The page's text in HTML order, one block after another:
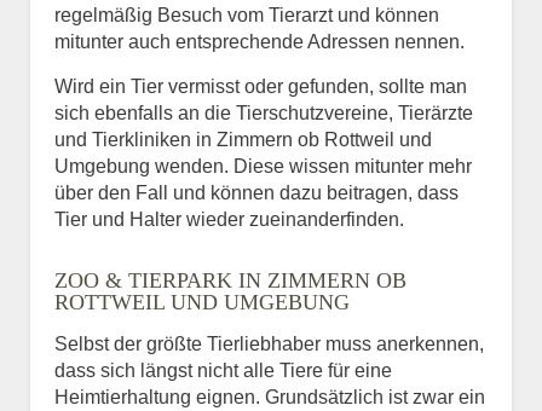
regelmäßig Besuch vom Tierarzt und können
mitunter auch entsprechende Adressen nennen.
Wird ein Tier vermisst oder gefunden, sollte man
sich ebenfalls an die Tierschutzvereine, Tierärzte
und Tierkliniken in Zimmern ob Rottweil und
Umgebung wenden. Diese wissen mitunter mehr
über den Fall und können dazu beitragen, dass
Tier und Halter wieder zueinanderfinden.
ZOO & TIERPARK IN ZIMMERN OB
ROTTWEIL UND UMGEBUNG
Selbst der größte Tierliebhaber muss anerkennen,
dass sich längst nicht alle Tiere für eine
Heimtierhaltung eignen. Grundsätzlich ist zwar ein